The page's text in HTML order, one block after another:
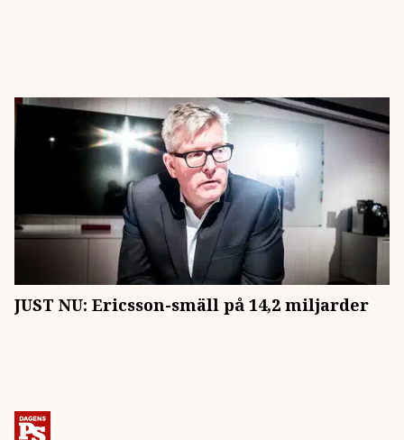
JUST NU: Ericsson-smäll på 14,2 miljarder